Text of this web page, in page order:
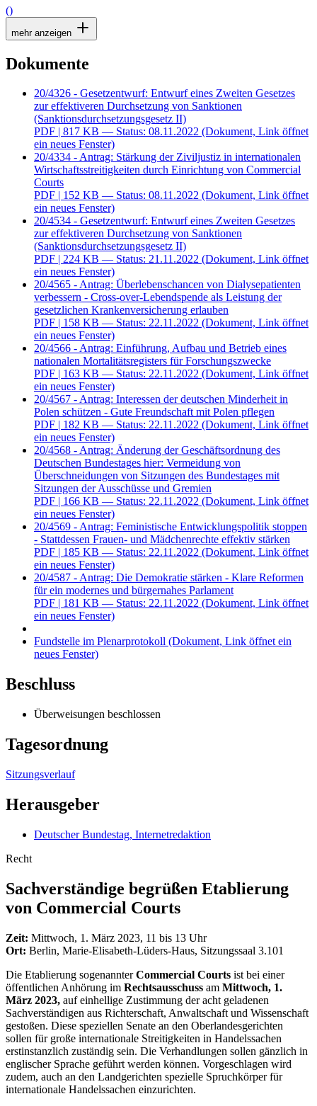
()
mehr anzeigen
Dokumente
20/4326 - Gesetzentwurf: Entwurf eines Zweiten Gesetzes
zur effektiveren Durchsetzung von Sanktionen
(Sanktionsdurchsetzungsgesetz II)
PDF | 817 KB — Status: 08.11.2022 (Dokument, Link öffnet
ein neues Fenster)
20/4334 - Antrag: Stärkung der Ziviljustiz in internationalen
Wirtschaftsstreitigkeiten durch Einrichtung von Commercial
Courts
PDF | 152 KB — Status: 08.11.2022 (Dokument, Link öffnet
ein neues Fenster)
20/4534 - Gesetzentwurf: Entwurf eines Zweiten Gesetzes
zur effektiveren Durchsetzung von Sanktionen
(Sanktionsdurchsetzungsgesetz II)
PDF | 224 KB — Status: 21.11.2022 (Dokument, Link öffnet
ein neues Fenster)
20/4565 - Antrag: Überlebenschancen von Dialysepatienten
verbessern - Cross-over-Lebendspende als Leistung der
gesetzlichen Krankenversicherung erlauben
PDF | 158 KB — Status: 22.11.2022 (Dokument, Link öffnet
ein neues Fenster)
20/4566 - Antrag: Einführung, Aufbau und Betrieb eines
nationalen Mortalitätsregisters für Forschungszwecke
PDF | 163 KB — Status: 22.11.2022 (Dokument, Link öffnet
ein neues Fenster)
20/4567 - Antrag: Interessen der deutschen Minderheit in
Polen schützen - Gute Freundschaft mit Polen pflegen
PDF | 182 KB — Status: 22.11.2022 (Dokument, Link öffnet
ein neues Fenster)
20/4568 - Antrag: Änderung der Geschäftsordnung des
Deutschen Bundestages hier: Vermeidung von
Überschneidungen von Sitzungen des Bundestages mit
Sitzungen der Ausschüsse und Gremien
PDF | 166 KB — Status: 22.11.2022 (Dokument, Link öffnet
ein neues Fenster)
20/4569 - Antrag: Feministische Entwicklungspolitik stoppen
- Stattdessen Frauen- und Mädchenrechte effektiv stärken
PDF | 185 KB — Status: 22.11.2022 (Dokument, Link öffnet
ein neues Fenster)
20/4587 - Antrag: Die Demokratie stärken - Klare Reformen
für ein modernes und bürgernahes Parlament
PDF | 181 KB — Status: 22.11.2022 (Dokument, Link öffnet
ein neues Fenster)
Fundstelle im Plenarprotokoll (Dokument, Link öffnet ein
neues Fenster)
Beschluss
Überweisungen beschlossen
Tagesordnung
Sitzungsverlauf
Herausgeber
Deutscher Bundestag, Internetredaktion
Recht
Sachverständige begrüßen Etablierung
von Commercial Courts
Zeit: Mittwoch, 1. März 2023, 11 bis 13 Uhr
Ort: Berlin, Marie-Elisabeth-Lüders-Haus, Sitzungssaal 3.101
Die Etablierung sogenannterCommercial Courts ist bei einer
öffentlichen Anhörung im Rechtsausschuss am Mittwoch, 1.
März 2023, auf einhellige Zustimmung der acht geladenen
Sachverständigen aus Richterschaft, Anwaltschaft und Wissenschaft
gestoßen. Diese speziellen Senate an den Oberlandesgerichten
sollen für große internationale Streitigkeiten in Handelssachen
erstinstanzlich zuständig sein. Die Verhandlungen sollen gänzlich in
englischer Sprache geführt werden können. Vorgeschlagen wird
zudem, auch an den Landgerichten spezielle Spruchkörper für
internationale Handelssachen einzurichten.